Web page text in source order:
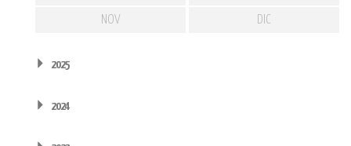
NOV DIC
2025
2024